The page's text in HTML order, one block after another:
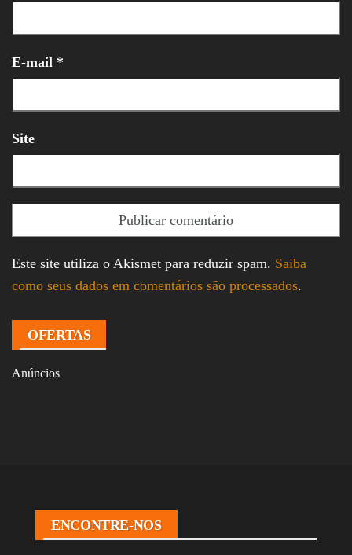
E-mail *
Site
Este site utiliza o Akismet para reduzir spam. Saiba
como seus dados em comentários são processados.
OFERTAS
Anúncios
ENCONTRE-NOS